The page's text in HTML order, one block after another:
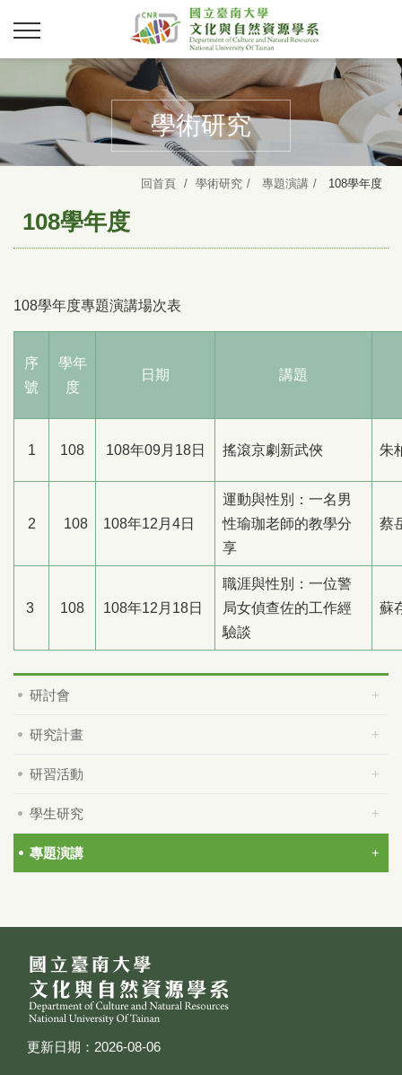
學術研究
回首頁 學術研究 專題演講 108學年度
108學年度
108學年度專題演講場次表
序
號
學年
度
日期 講題
1 108 108年09月18日 搖滾京劇新武俠 朱
2 108 108年12月4日
運動與性別：一名男
性瑜珈老師的教學分
享
蔡
3 108 108年12月18日
職涯與性別：一位警
局女偵查佐的工作經
驗談
蘇
研討會
研究計畫
研習活動
學生研究
專題演講
更新日期：2026-08-06